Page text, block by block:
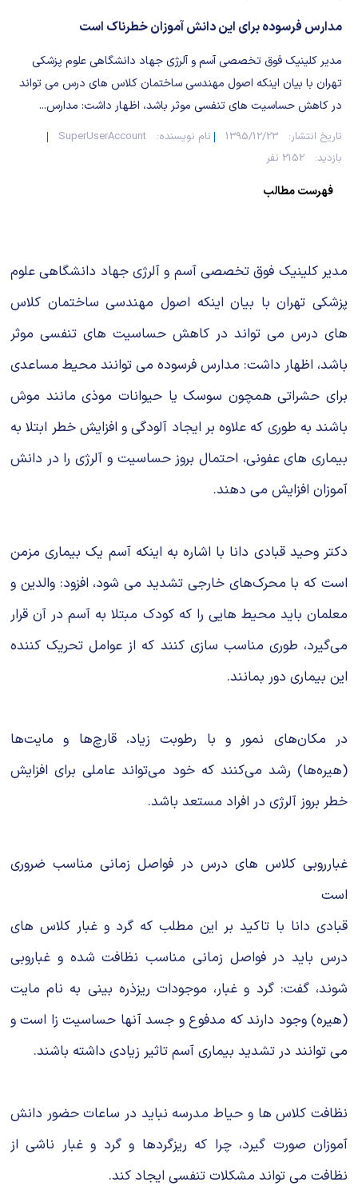
مدارس فرسوده برای این دانش آموزان خطرناک است
مدیر کلینیک فوق تخصصی آسم و آلرژی جهاد دانشگاهی علوم پزشکی
تهران با بیان اینکه اصول مهندسی ساختمان کلاس های درس می تواند
در کاهش حساسیت های تنفسی موثر باشد، اظهار داشت: مدارس...
تاریخ انتشار: 1395/12/23 نام نویسنده:
SuperUserAccount
بازدید:
2152 نفر
فهرست مطالب
مدیر کلینیک فوق تخصصی آسم و آلرژی جهاد دانشگاهی علوم
پزشکی تهران با بیان اینکه اصول مهندسی ساختمان کلاس
های درس می تواند در کاهش حساسیت های تنفسی موثر
باشد، اظهار داشت: مدارس فرسوده می توانند محیط مساعدی
برای حشراتی همچون سوسک یا حیوانات موذی مانند موش
باشند به طوری که علاوه بر ایجاد آلودگی و افزایش خطر ابتلا به
بیماری های عفونی، احتمال بروز حساسیت و آلرژی را در دانش
آموزان افزایش می دهند.
دکتر وحید قبادی دانا با اشاره به اینکه آسم یک بیماری مزمن
است که با محرک‌های خارجی تشدید می شود، افزود: والدین و
معلمان باید محیط هایی را که کودک مبتلا به آسم در آن قرار
می‌گیرد، طوری مناسب سازی کنند که از عوامل تحریک کننده
این بیماری دور بمانند.
در مکان‌های نمور و با رطوبت زیاد، قارچ‌ها و مایت‌ها
(هیره‌ها) رشد می‌کنند که خود می‌تواند عاملی برای افزایش
خطر بروز آلرژی در افراد مستعد باشد.
غبارروبی کلاس های درس در فواصل زمانی مناسب ضروری
است
قبادی دانا با تاکید بر این مطلب که گرد و غبار کلاس های
درس باید در فواصل زمانی مناسب نظافت شده و غباروبی
شوند، گفت: گرد و غبار، موجودات ریزذره بینی به نام مایت
(هیره) وجود دارند که مدفوع و جسد آنها حساسیت زا است و
می توانند در تشدید بیماری آسم تاثیر زیادی داشته باشند.
نظافت کلاس ها و حیاط مدرسه نباید در ساعات حضور دانش
آموزان صورت گیرد، چرا که ریزگردها و گرد و غبار ناشی از
نظافت می تواند مشکلات تنفسی ایجاد کند.
مطالب جالب شیمی
شیمی عمومی
طب سنتی